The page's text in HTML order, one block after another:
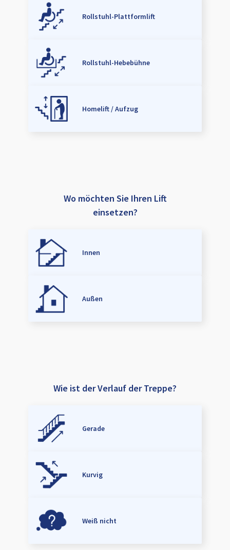
Rollstuhl-Plattformlift
Rollstuhl-Hebebühne
Homelift / Aufzug
Wo möchten Sie Ihren Lift
einsetzen?
Innen
Außen
Wie ist der Verlauf der Treppe?
Gerade
Kurvig
Weiß nicht